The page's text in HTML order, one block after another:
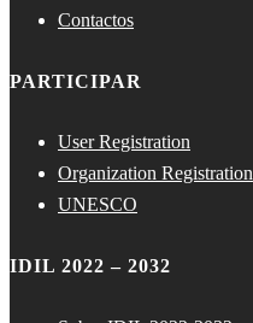
Contactos
PARTICIPAR
User Registration
Organization Registration
UNESCO
IDIL 2022 – 2032